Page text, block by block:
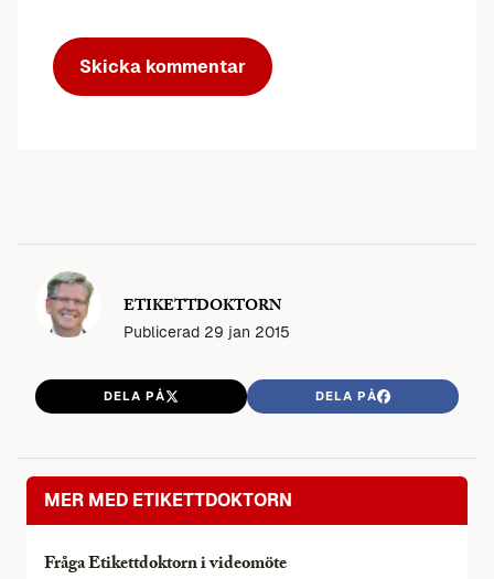
ETIKETTDOKTORN
Publicerad 29 jan 2015
DELA PÅ DELA PÅ
MER MED ETIKETTDOKTORN
Fråga Etikettdoktorn i videomöte